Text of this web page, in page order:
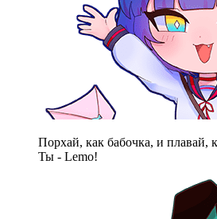
Порхай, как бабочка, и плавай,
Ты - Lemo!